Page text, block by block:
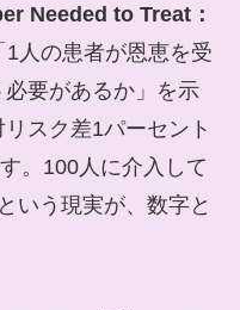
Needed to Treat：
人の患者が恩恵を受
要があるか」を示
スク差1パーセント
。100人に介入して
いう現実が、数字と